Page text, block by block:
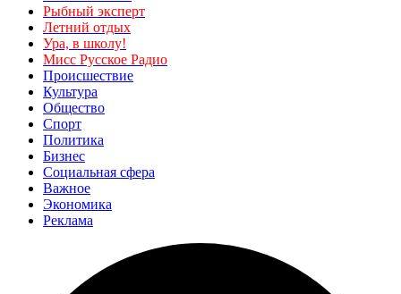
Рыбный эксперт
Летний отдых
Ура, в школу!
Мисс Русское Радио
Происшествие
Культура
Общество
Спорт
Политика
Бизнес
Социальная сфера
Важное
Экономика
Реклама